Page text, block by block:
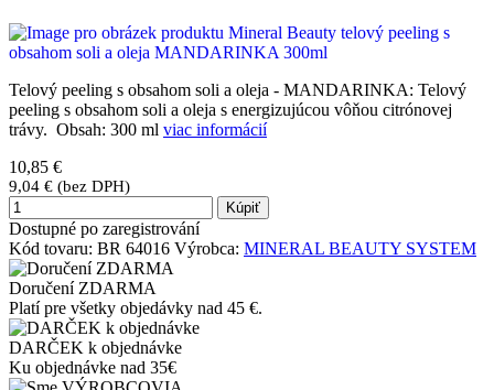
Telový peeling s obsahom soli a oleja - MANDARINKA: Telový
peeling s obsahom soli a oleja s energizujúcou vôňou citrónovej
trávy. Obsah: 300 ml viac informácií
10,85 €
9,04 € (bez DPH)
Kúpiť
Dostupné po zaregistrování
Kód tovaru: BR 64016 Výrobca: MINERAL BEAUTY SYSTEM
Doručení ZDARMA
Platí pre všetky objedávky nad 45 €.
DARČEK k objednávke
Ku objednávke nad 35€